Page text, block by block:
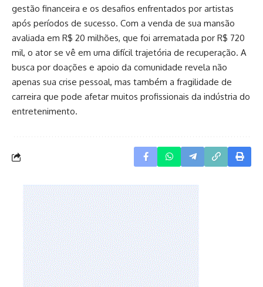
gestão financeira e os desafios enfrentados por artistas
após períodos de sucesso. Com a venda de sua mansão
avaliada em R$ 20 milhões, que foi arrematada por R$ 720
mil, o ator se vê em uma difícil trajetória de recuperação. A
busca por doações e apoio da comunidade revela não
apenas sua crise pessoal, mas também a fragilidade de
carreira que pode afetar muitos profissionais da indústria do
entretenimento.